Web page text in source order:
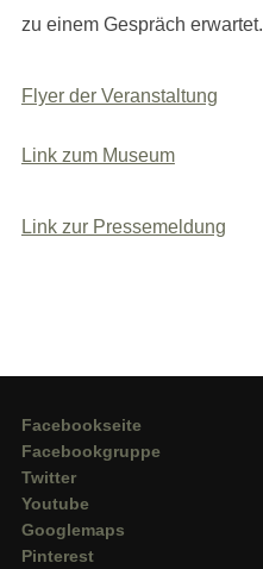
zu einem Gespräch erwartet.
Flyer der Veranstaltung
Link zum Museum
Link zur Pressemeldung
Facebookseite
Facebookgruppe
Twitter
Youtube
Googlemaps
Pinterest